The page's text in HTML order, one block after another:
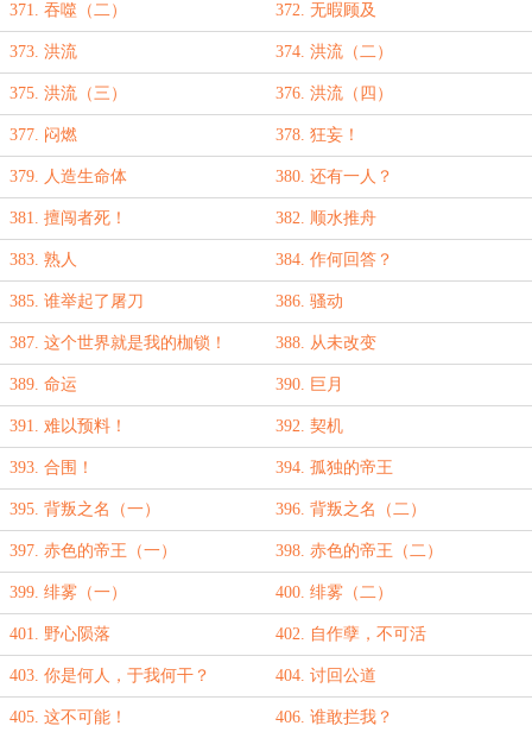
371. 吞噬（二） 372. 无暇顾及
373. 洪流 374. 洪流（二）
375. 洪流（三） 376. 洪流（四）
377. 闷燃 378. 狂妄！
379. 人造生命体 380. 还有一人？
381. 擅闯者死！ 382. 顺水推舟
383. 熟人 384. 作何回答？
385. 谁举起了屠刀 386. 骚动
387. 这个世界就是我的枷锁！ 388. 从未改变
389. 命运 390. 巨月
391. 难以预料！ 392. 契机
393. 合围！ 394. 孤独的帝王
395. 背叛之名（一） 396. 背叛之名（二）
397. 赤色的帝王（一） 398. 赤色的帝王（二）
399. 绯雾（一） 400. 绯雾（二）
401. 野心陨落 402. 自作孽，不可活
403. 你是何人，于我何干？ 404. 讨回公道
405. 这不可能！ 406. 谁敢拦我？